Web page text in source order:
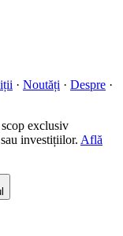
· Noutăți · Despre ·
exclusiv
investițiilor. Află